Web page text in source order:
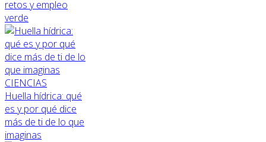
retos y empleo
verde
CIENCIAS
Huella hídrica: qué
es y por qué dice
más de ti de lo que
imaginas